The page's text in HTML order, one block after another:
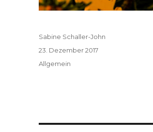
Autor
Sabine Schaller-John
Veröffentlicht
am
23. Dezember 2017
Kategorien
Allgemein